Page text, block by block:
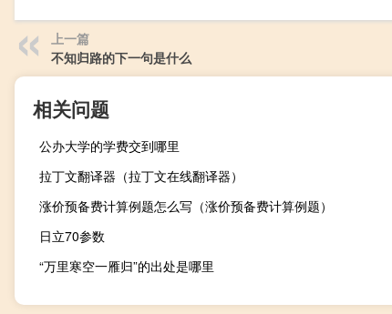
上一篇
不知归路的下一句是什么
相关问题
公办大学的学费交到哪里
拉丁文翻译器（拉丁文在线翻译器）
涨价预备费计算例题怎么写（涨价预备费计算例题）
日立70参数
“万里寒空一雁归”的出处是哪里